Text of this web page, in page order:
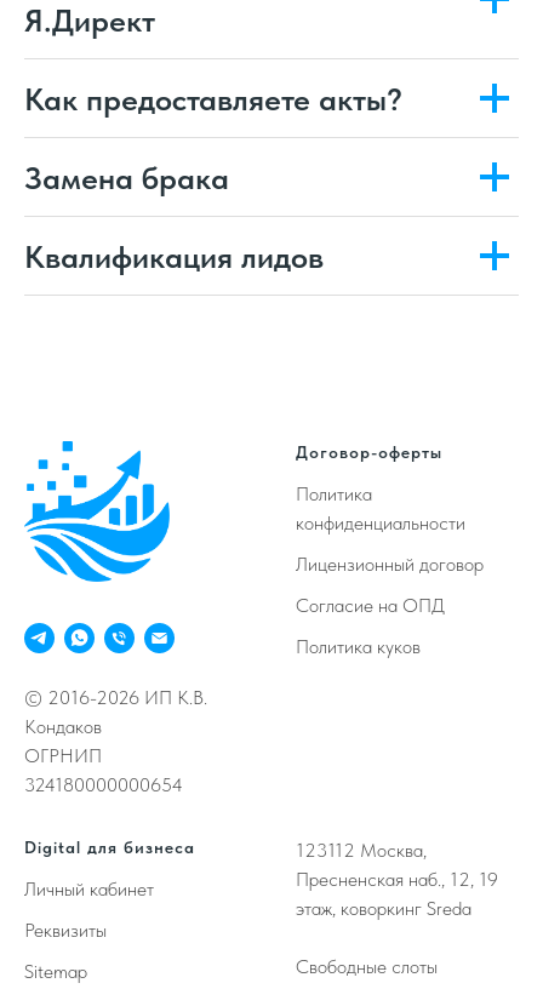
Я.Директ
Как предоставляете акты?
Замена брака
Квалификация лидов
© 2016-2026 ИП К.В.
Кондаков
ОГРНИП
324180000000654
Договор-оферты
Политика
конфиденциальности
Лицензионный договор
Согласие на ОПД
Политика куков
Digital для бизнеса
Личный кабинет
Реквизиты
Sitemap
123112 Москва,
Пресненская наб., 12, 19
этаж, коворкинг Sreda
Свободные слоты